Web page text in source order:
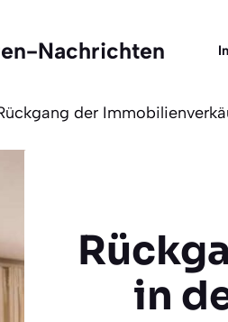
Nachrichten
der
in